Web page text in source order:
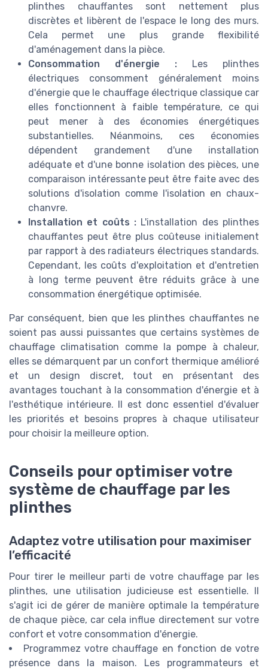
plinthes chauffantes sont nettement plus
discrètes et libèrent de l'espace le long des murs.
Cela permet une plus grande flexibilité
d'aménagement dans la pièce.
Consommation d'énergie : Les plinthes
électriques consomment généralement moins
d'énergie que le chauffage électrique classique car
elles fonctionnent à faible température, ce qui
peut mener à des économies énergétiques
substantielles. Néanmoins, ces économies
dépendent grandement d'une installation
adéquate et d'une bonne isolation des pièces, une
comparaison intéressante peut être faite avec des
solutions d'isolation comme l'isolation en chaux-
chanvre.
Installation et coûts : L'installation des plinthes
chauffantes peut être plus coûteuse initialement
par rapport à des radiateurs électriques standards.
Cependant, les coûts d'exploitation et d'entretien
à long terme peuvent être réduits grâce à une
consommation énergétique optimisée.
Par conséquent, bien que les plinthes chauffantes ne
soient pas aussi puissantes que certains systèmes de
chauffage climatisation comme la pompe à chaleur,
elles se démarquent par un confort thermique amélioré
et un design discret, tout en présentant des
avantages touchant à la consommation d'énergie et à
l'esthétique intérieure. Il est donc essentiel d'évaluer
les priorités et besoins propres à chaque utilisateur
pour choisir la meilleure option.
Conseils pour optimiser votre
système de chauffage par les
plinthes
Adaptez votre utilisation pour maximiser
l’efficacité
Pour tirer le meilleur parti de votre chauffage par les
plinthes, une utilisation judicieuse est essentielle. Il
s'agit ici de gérer de manière optimale la température
de chaque pièce, car cela influe directement sur votre
confort et votre consommation d'énergie.
Programmez votre chauffage en fonction de votre
présence dans la maison. Les programmateurs et